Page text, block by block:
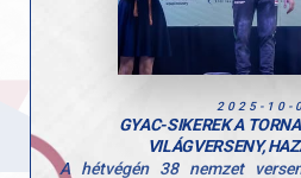
támogatásért!
A következő megmérettetés
lányokra, ahol az
szurkolunk nektek!
2025-10-
GYAC-SIKEREK A
VILÁGVERSENY,
A hétvégén 38 nemzet